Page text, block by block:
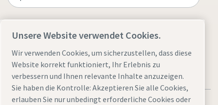
Unsere Website verwendet Cookies.
Wir verwenden Cookies, um sicherzustellen, dass diese
Website korrekt funktioniert, Ihr Erlebnis zu
verbessern und Ihnen relevante Inhalte anzuzeigen.
Sie haben die Kontrolle: Akzeptieren Sie alle Cookies,
erlauben Sie nur unbedingt erforderliche Cookies oder